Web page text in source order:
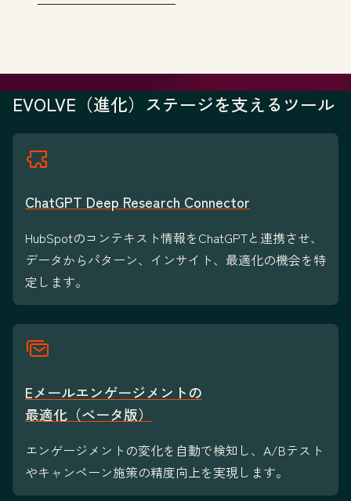
EVOLVE（進化）ステージを支えるツール
ChatGPT Deep Research Connector
HubSpotのコンテキスト情報をChatGPTと連携させ、
データからパターン、インサイト、最適化の機会を特
定します。
Eメールエンゲージメントの
最適化（ベータ版）
エンゲージメントの変化を自動で検知し、A/Bテスト
やキャンペーン施策の精度向上を実現します。